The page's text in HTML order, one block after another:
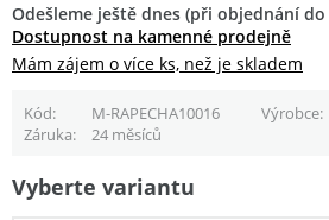
Odešleme ještě dnes (při objednání do
Dostupnost na kamenné prodejně
Mám zájem o více ks, než je skladem
Kód M-RAPECHA10016 Výrobce
Záruka
24 měsíců
Vyberte variantu